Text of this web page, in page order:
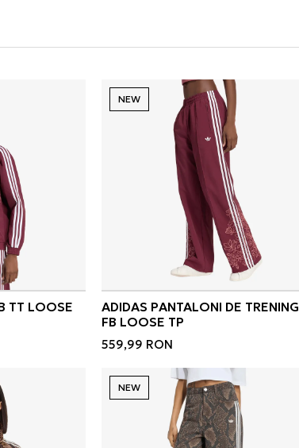
cu piese care ies în evidență.
TT LOOSE
NEW
ADIDAS PANTALONI DE TRENING
FB LOOSE TP
559,99 RON
NEW